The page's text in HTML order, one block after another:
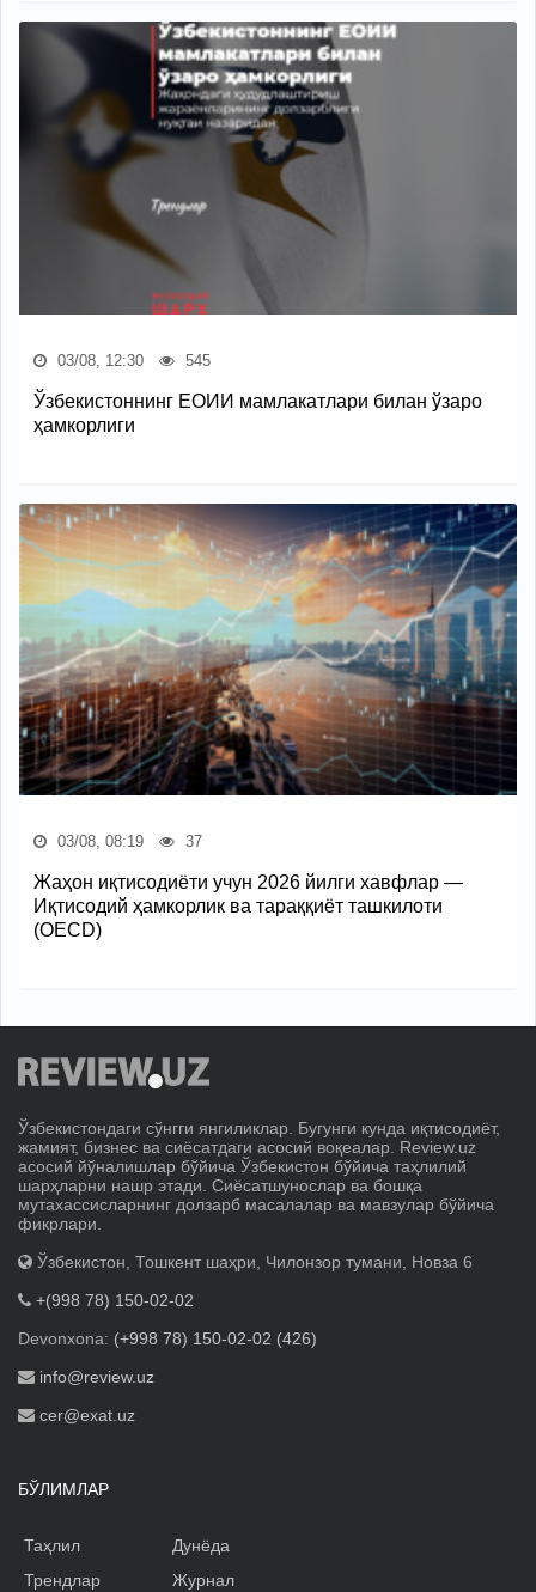
03/08, 12:30 545
Ўзбекистоннинг ЕОИИ мамлакатлари билан ўзаро
ҳамкорлиги
03/08, 08:19 37
Жаҳон иқтисодиёти учун 2026 йилги хавфлар —
Иқтисодий ҳамкорлик ва тараққиёт ташкилоти
(OECD)
Ўзбекистондаги сўнгги янгиликлар. Бугунги кунда иқтисодиёт,
жамият, бизнес ва сиёсатдаги асосий воқеалар. Review.uz
асосий йўналишлар бўйича Ўзбекистон бўйича таҳлилий
шарҳларни нашр этади. Сиёсатшунослар ва бошқа
мутахассисларнинг долзарб масалалар ва мавзулар бўйича
фикрлари.
Ўзбекистон, Тошкент шаҳри, Чилонзор тумани, Новза 6
+(998 78) 150-02-02
Devonxona: (+998 78) 150-02-02 (426)
info@review.uz
cer@exat.uz
БЎЛИМЛАР
Таҳлил
Трендлар
Дунёда
Журнал